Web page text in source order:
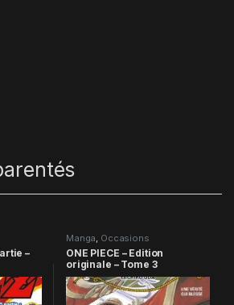
–
Manga, Occasions
ONE PIECE – Edition
originale – Tome 3